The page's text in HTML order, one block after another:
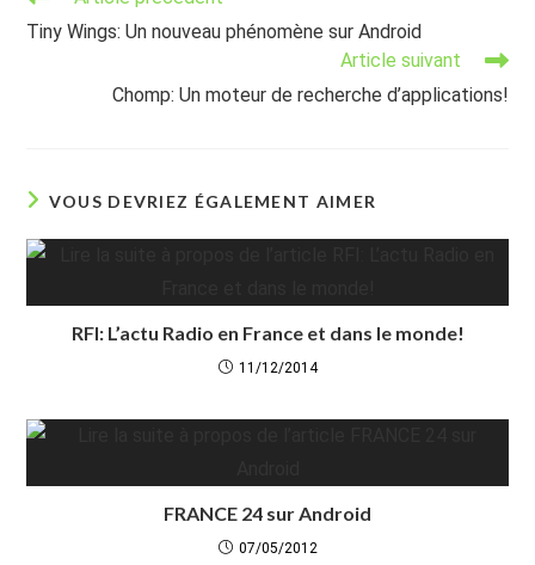
articles
Tiny Wings: Un nouveau phénomène sur Android
Article suivant
Chomp: Un moteur de recherche d’applications!
VOUS DEVRIEZ ÉGALEMENT AIMER
RFI: L’actu Radio en France et dans le monde!
11/12/2014
FRANCE 24 sur Android
07/05/2012